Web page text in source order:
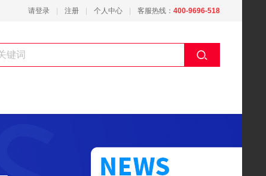
请登录 注册 个人中心 客服热线： 400-9696-518